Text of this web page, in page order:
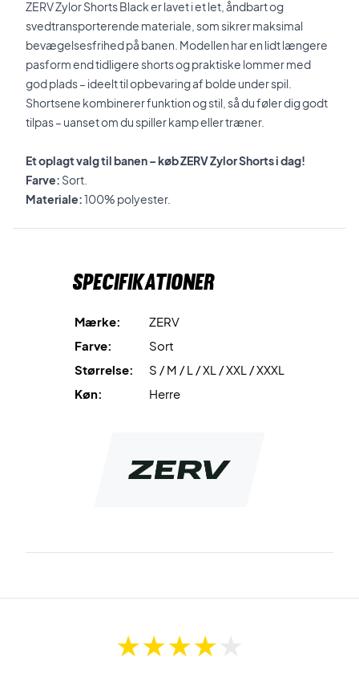
ZERV Zylor Shorts Black er lavet i et let, åndbart og
svedtransporterende materiale, som sikrer maksimal
bevægelsesfrihed på banen. Modellen har en lidt længere
pasform end tidligere shorts og praktiske lommer med
god plads – ideelt til opbevaring af bolde under spil.
Shortsene kombinerer funktion og stil, så du føler dig godt
tilpas – uanset om du spiller kamp eller træner.
Et oplagt valg til banen – køb ZERV Zylor Shorts i dag!
Farve: Sort.
Materiale:100% polyester.
Specifikationer
Mærke:
ZERV
Farve:
Sort
Størrelse:
S / M / L / XL / XXL / XXXL
Køn:
Herre